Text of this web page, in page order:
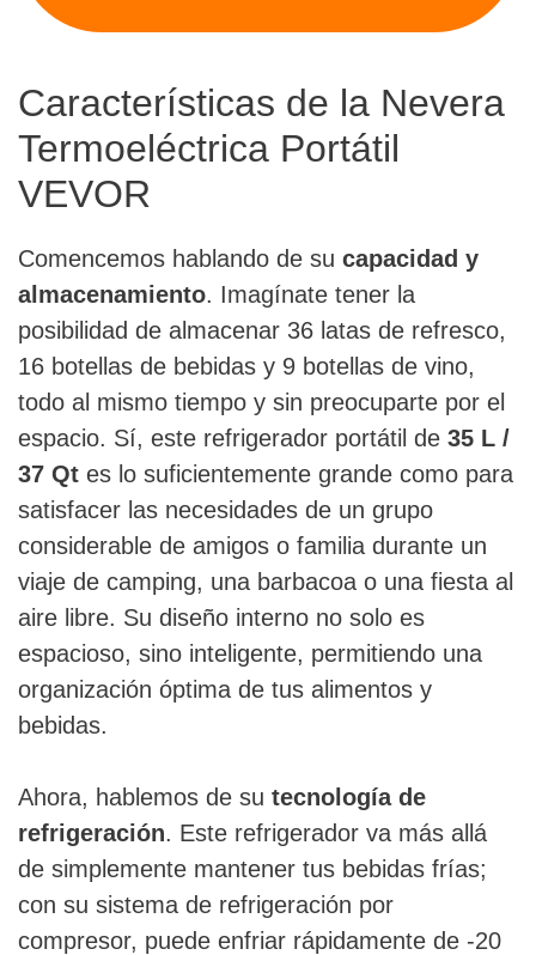
Características de la Nevera
Termoeléctrica Portátil
VEVOR
Comencemos hablando de su capacidad y
almacenamiento. Imagínate tener la
posibilidad de almacenar 36 latas de refresco,
16 botellas de bebidas y 9 botellas de vino,
todo al mismo tiempo y sin preocuparte por el
espacio. Sí, este refrigerador portátil de 35 L /
37 Qt es lo suficientemente grande como para
satisfacer las necesidades de un grupo
considerable de amigos o familia durante un
viaje de camping, una barbacoa o una fiesta al
aire libre. Su diseño interno no solo es
espacioso, sino inteligente, permitiendo una
organización óptima de tus alimentos y
bebidas.
Ahora, hablemos de su tecnología de
refrigeración. Este refrigerador va más allá
de simplemente mantener tus bebidas frías;
con su sistema de refrigeración por
compresor, puede enfriar rápidamente de -20